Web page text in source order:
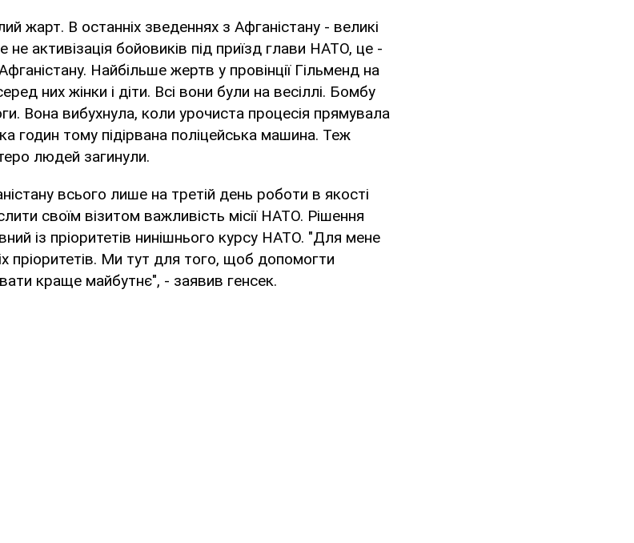
жарт. В останніх зведеннях з Афганістану - великі
не активізація бойовиків під приїзд глави НАТО, це -
Найбільше жертв у провінції Гільменд на
них жінки і діти. Всі вони були на весіллі. Бомбу
Вона вибухнула, коли урочиста процесія прямувала
годин тому підірвана поліцейська машина. Теж
людей загинули.
всього лише на третій день роботи в якості
своїм візитом важливість місії НАТО. Рішення
із пріоритетів нинішнього курсу НАТО. "Для мене
пріоритетів. Ми тут для того, щоб допомогти
краще майбутнє", - заявив генсек.